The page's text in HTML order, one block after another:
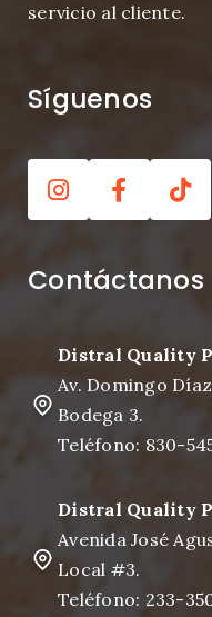
servicio al cliente.
Síguenos
Contáctanos
Distral Quality
Av. Domingo
Bodega 3.
Teléfono: 830-
Distral Quality
Avenida José
Local #3.
Teléfono: 233-